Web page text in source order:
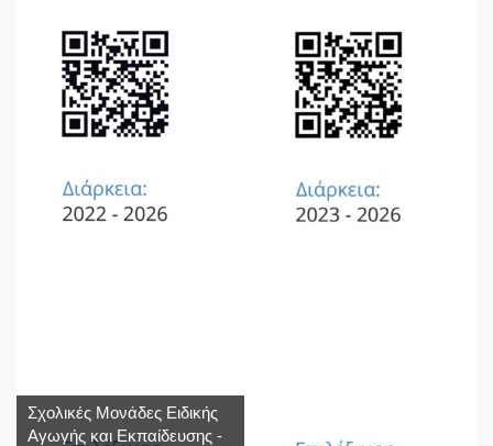
Σχολικές Μονάδες Ειδικής
Αγωγής και Εκπαίδευσης -